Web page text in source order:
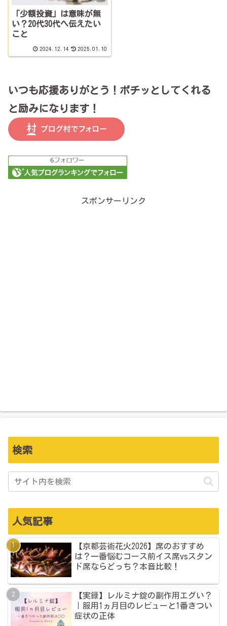
「少額投資」は意味が無
い？20代30代へ伝えたい
こと
2024.12.14 2025.01.10
いつも応援ありがとう！ポチッとしてくれる
と励みになります！
スポンサーリンク
検索
人気記事
【京都芸術花火2026】席のおすすめ
は？一番悩むコース前イス席vsスタン
ド席ならどっち？本音比較！
【実録】レルミナ錠の副作用エグい？
｜服用1ヵ月目のレビューと1番きつい
症状の正体